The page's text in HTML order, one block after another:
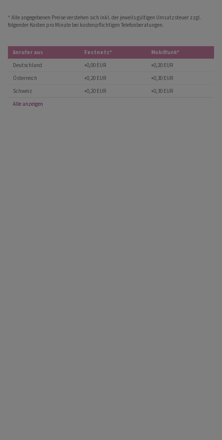
* Alle angegebenen Preise verstehen sich inkl. der jeweils gültigen Umsatzsteuer zzgl.
folgender Kosten pro Minute bei kostenpflichtigen Telefonberatungen.
Anrufer aus Festnetz*
Mobilfunk*
Deutschland
+0,00 EUR
+0,20 EUR
Österreich
+0,20 EUR
+0,30 EUR
Schweiz
+0,20 EUR
+0,30 EUR
Alle anzeigen